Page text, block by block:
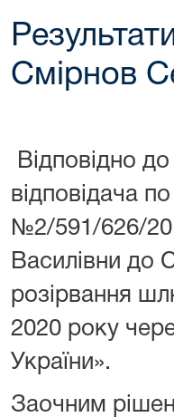
Смірнов
Відповідно
відповідача
№2/591/626/
Василівни до
розірвання
2020 року
України».
Заочним